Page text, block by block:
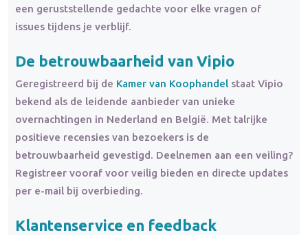
een geruststellende gedachte voor elke vragen of
issues tijdens je verblijf.
De betrouwbaarheid van Vipio
Geregistreerd bij de Kamer van Koophandel staat Vipio
bekend als de leidende aanbieder van unieke
overnachtingen in Nederland en België. Met talrijke
positieve recensies van bezoekers is de
betrouwbaarheid gevestigd. Deelnemen aan een veiling?
Registreer vooraf voor veilig bieden en directe updates
per e-mail bij overbieding.
Klantenservice en feedback